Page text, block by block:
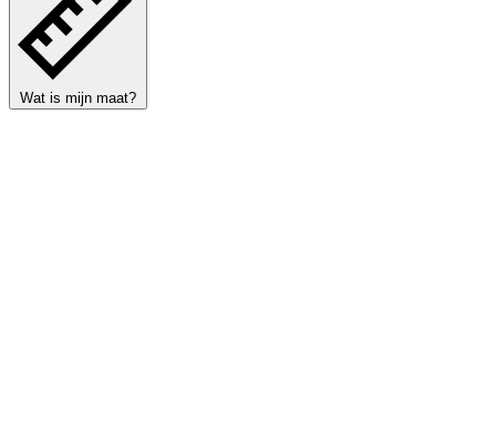
Wat is mijn maat?